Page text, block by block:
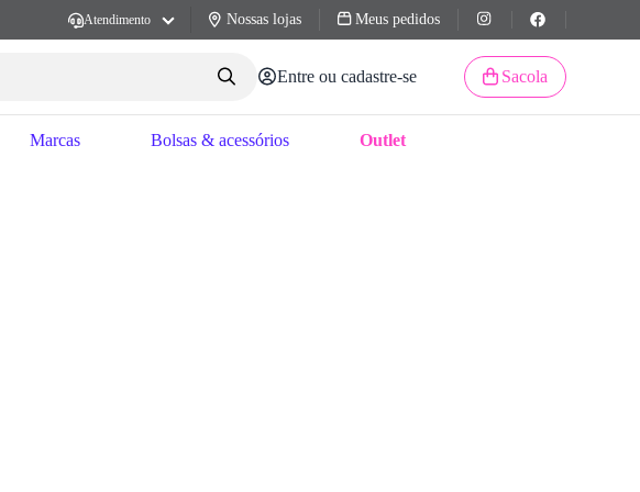
Atendimento Nossas lojas Meus pedidos
Entre ou cadastre-se Sacola
Marcas Bolsas & acessórios Outlet